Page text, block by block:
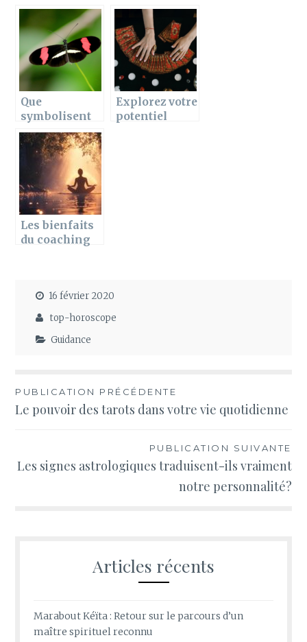
de la voyance,
simple et clair
!
mal vu dans
la societe
Que
symbolisent
les bracelets
en papillon ?
Explorez votre
potentiel
Les bienfaits
du coaching
n personnelle
réussie
16 février 2020
top-horoscope
Guidance
Navigation
de
PUBLICATION PRÉCÉDENTE
Le pouvoir des tarots dans votre vie quotidienne
PUBLICATION SUIVANTE
Les signes astrologiques traduisent-ils vraiment
notre personnalité?
Articles récents
Marabout Kéïta : Retour sur le parcours d’un
maître spirituel reconnu